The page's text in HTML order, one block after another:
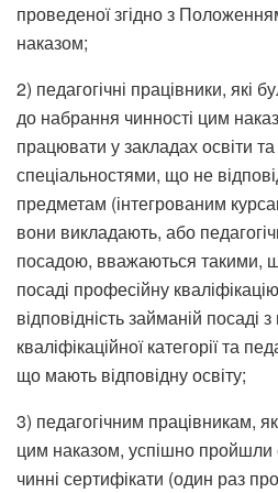
проведеної згідно з
наказом;
2) педагогічні працівники, які
до набрання чинності цим
працювати у закладах освіти
спеціальностями, що не
предметам (інтегрованим
вони викладають, або
посадою, вважаються такими,
посаді професійну
відповідність займаній посаді
кваліфікаційної категорії та
що мають відповідну освіту;
3) педагогічним працівникам,
цим наказом, успішно пройшли
чинні сертифікати (один раз